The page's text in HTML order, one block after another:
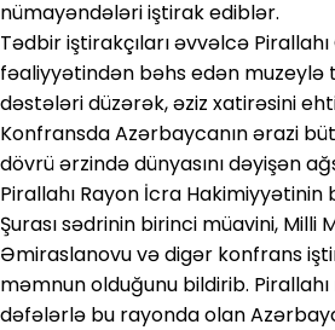
nümayəndələri iştirak ediblər.
Tədbir iştirakçıları əvvəlcə
fəaliyyətindən bəhs edən muzeylə
dəstələri düzərək, əziz xatirəsini
Konfransda Azərbaycanın ərazi
dövrü ərzində dünyasını dəyişən
Pirallahı Rayon İcra Hakimiyyətinin
Şurası sədrinin birinci müavini,
Əmiraslanovu və digər konfrans
məmnun olduğunu bildirib.
dəfələrlə bu rayonda olan